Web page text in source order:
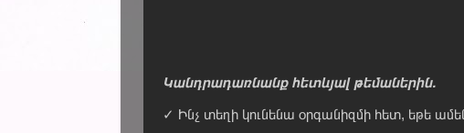
Կանդրադառնանք հետևյալ թեմաներին․
✓ Ինչ տեղի կունենա օրգանիզմի հետ, եթե